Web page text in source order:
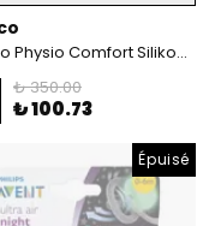
Chicco Physio Comfort Silikon Emzik (0-6 Ay) 2'li - Kız
₺ 350.00
₺ 100.73
Épuisé